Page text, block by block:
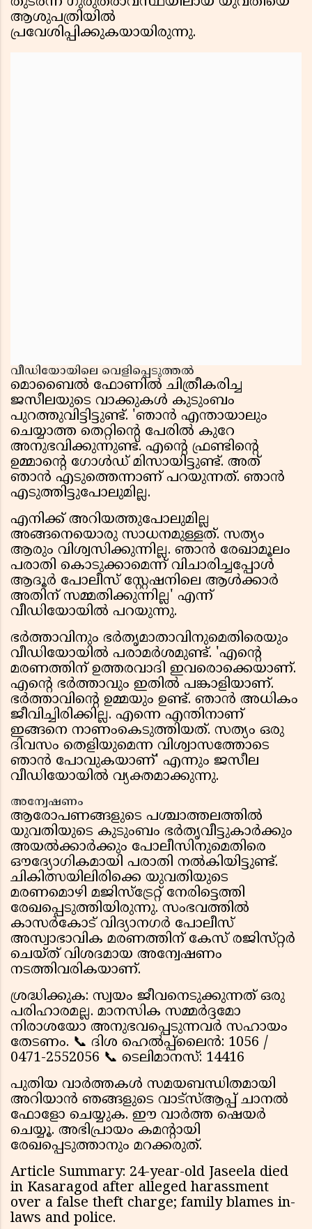
ആശുപത്രിയിൽ
പ്രവേശിപ്പിക്കുകയായിരുന്നു.
വീഡിയോയിലെ വെളിപ്പെടുത്തൽ
മൊബൈൽ ഫോണിൽ ചിത്രീകരിച്ച
ജസീലയുടെ വാക്കുകൾ കുടുംബം
പുറത്തുവിട്ടിട്ടുണ്ട്. 'ഞാൻ എന്തായാലും
ചെയ്യാത്ത തെറ്റിൻ്റെ പേരിൽ കുറേ
അനുഭവിക്കുന്നുണ്ട്. എന്റെ ഫ്രണ്ടിന്റെ
ഉമ്മാന്റെ ഗോൾഡ് മിസായിട്ടുണ്ട്. അത്
ഞാൻ എടുത്തെന്നാണ് പറയുന്നത്. ഞാൻ
എടുത്തിട്ടുപോലുമില്ല.
എനിക്ക് അറിയത്തുപോലുമില്ല
അങ്ങനെയൊരു സാധനമുള്ളത്. സത്യം
ആരും വിശ്വസിക്കുന്നില്ല. ഞാൻ രേഖാമൂലം
പരാതി കൊടുക്കാമെന്ന് വിചാരിച്ചപ്പോൾ
ആദൂർ പോലീസ് ‌സ്റ്റേഷനിലെ ആൾക്കാർ
അതിന് സമ്മതിക്കുന്നില്ല' എന്ന്
വീഡിയോയിൽ പറയുന്നു.
ഭർത്താവിനും ഭർതൃമാതാവിനുമെതിരെയും
വീഡിയോയിൽ പരാമർശമുണ്ട്. 'എന്റെ
മരണത്തിന് ഉത്തരവാദി ഇവരൊക്കെയാണ്.
എൻ്റെ ഭർത്താവും ഇതിൽ പങ്കാളിയാണ്.
ഭർത്താവിന്റെ ഉമ്മയും ഉണ്ട്. ഞാൻ അധികം
ജീവിച്ചിരിക്കില്ല. എന്നെ എന്തിനാണ്
ഇങ്ങനെ നാണംകെടുത്തിയത്. സത്യം ഒരു
ദിവസം തെളിയുമെന്ന വിശ്വാസത്തോടെ
ഞാൻ പോവുകയാണ്' എന്നും ജസീല
വീഡിയോയിൽ വ്യക്തമാക്കുന്നു.
അന്വേഷണം
ആരോപണങ്ങളുടെ പശ്ചാത്തലത്തിൽ
യുവതിയുടെ കുടുംബം ഭർതൃവീട്ടുകാർക്കും
അയൽക്കാർക്കും പോലീസിനുമെതിരെ
ഔദ്യോഗികമായി പരാതി നൽകിയിട്ടുണ്ട്.
ചികിത്സയിലിരിക്കെ യുവതിയുടെ
മരണമൊഴി മജിസ്ട്രേറ്റ് നേരിട്ടെത്തി
രേഖപ്പെടുത്തിയിരുന്നു. സംഭവത്തിൽ
കാസർകോട് വിദ്യാനഗർ പോലീസ്
അസ്വാഭാവിക മരണത്തിന് കേസ് രജിസ്‌റ്റർ
ചെയ്‌ത്‌ വിശദമായ അന്വേഷണം
നടത്തിവരികയാണ്.
ശ്രദ്ധിക്കുക: സ്വയം ജീവനെടുക്കുന്നത് ഒരു
പരിഹാരമല്ല. മാനസിക സമ്മർദ്ദമോ
നിരാശയോ അനുഭവപ്പെടുന്നവർ സഹായം
തേടണം. 📞 ദിശ ഹെൽപ്പ്‌ലൈൻ: 1056 /
0471-2552056 📞 ടെലിമാനസ്: 14416
പുതിയ വാർത്തകൾ സമയബന്ധിതമായി
അറിയാൻ ഞങ്ങളുടെ വാട്സ്ആപ്പ് ചാനൽ
ഫോളോ ചെയ്യുക. ഈ വാർത്ത ഷെയർ
ചെയ്യൂ. അഭിപ്രായം കമന്റായി
രേഖപ്പെടുത്താനും മറക്കരുത്.
Article Summary: 24-year-old Jaseela died
in Kasaragod after alleged harassment
over a false theft charge; family blames in-
laws and police.